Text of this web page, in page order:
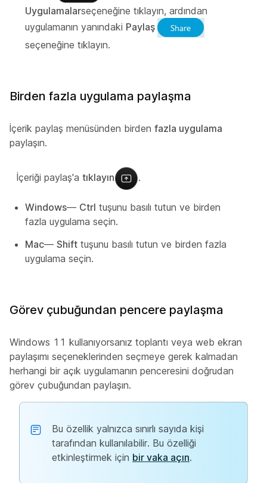
Uygulamalarseçeneğine tıklayın, ardından
uygulamanın yanındaki Paylaş
seçeneğine tıklayın.
Birden fazla uygulama paylaşma
İçerik paylaş menüsünden birden fazla uygulama
paylaşın.
İçeriği paylaş'a tıklayın .
Windows— Ctrl tuşunu basılı tutun ve birden
fazla uygulama seçin.
Mac— Shift tuşunu basılı tutun ve birden fazla
uygulama seçin.
Görev çubuğundan pencere paylaşma
Windows 11 kullanıyorsanız toplantı veya web ekran
paylaşımı seçeneklerinden seçmeye gerek kalmadan
herhangi bir açık uygulamanın penceresini doğrudan
görev çubuğundan paylaşın.
Bu özellik yalnızca sınırlı sayıda kişi
tarafından kullanılabilir. Bu özelliği
etkinleştirmek için bir vaka açın.